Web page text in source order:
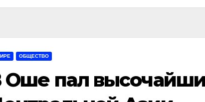
ОБЩЕСТВО
Оше пал